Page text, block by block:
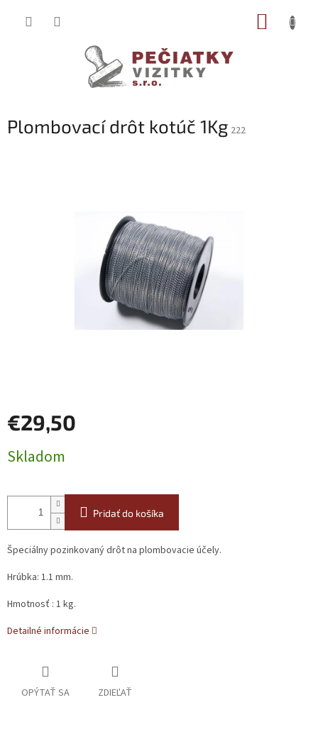
Plombovací drôt kotúč 1Kg 222
€29,50
cena:
Skladom
Pridať do košíka
Špeciálny pozinkovaný drôt na plombovacie účely.
Hrúbka: 1.1 mm.
Hmotnosť : 1 kg.
Detailné informácie
OPÝTAŤ SA ZDIEĽAŤ